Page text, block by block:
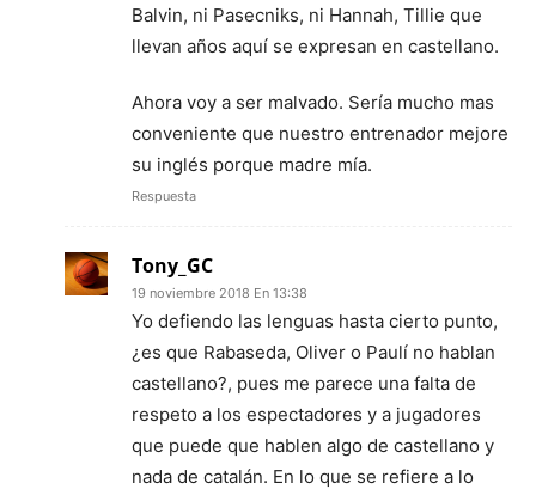
Balvin, ni Pasecniks, ni Hannah, Tillie que
llevan años aquí se expresan en castellano.
Ahora voy a ser malvado. Sería mucho mas
conveniente que nuestro entrenador mejore
su inglés porque madre mía.
Respuesta
Tony_GC
19 noviembre 2018 En 13:38
Yo defiendo las lenguas hasta cierto punto,
¿es que Rabaseda, Oliver o Paulí no hablan
castellano?, pues me parece una falta de
respeto a los espectadores y a jugadores
que puede que hablen algo de castellano y
nada de catalán. En lo que se refiere a lo